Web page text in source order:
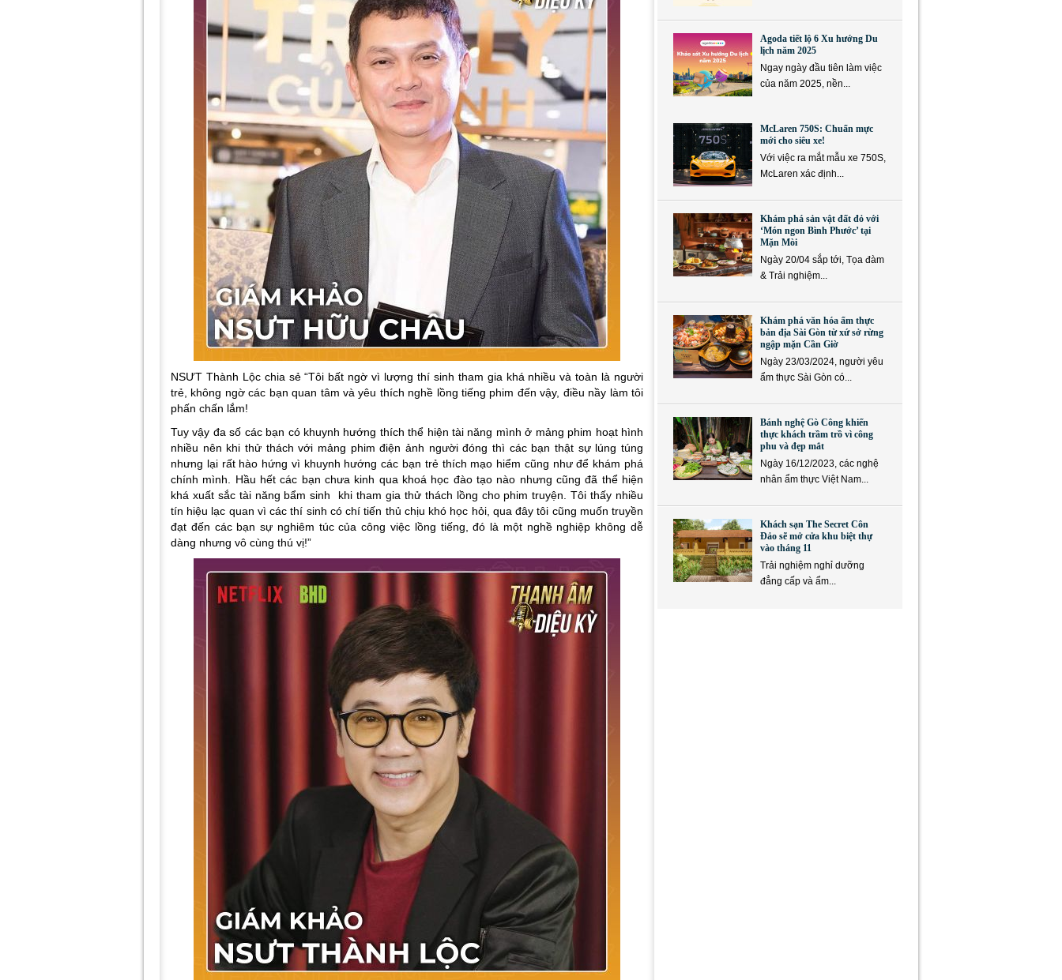
NSƯT Thành Lộc chia sẻ “Tôi bất ngờ vì lượng thí sinh tham gia khá nhiều và toàn là người
trẻ, không ngờ các bạn quan tâm và yêu thích nghề lồng tiếng phim đến vậy, điều nầy làm tôi
phấn chấn lắm!
Tuy vậy đa số các bạn có khuynh hướng thích thể hiện tài năng mình ở mảng phim hoạt hình
nhiều nên khi thử thách với mảng phim điện ảnh người đóng thì các bạn thật sự lúng túng
nhưng lại rất hào hứng vì khuynh hướng các bạn trẻ thích mạo hiểm cũng như để khám phá
chính mình. Hầu hết các bạn chưa kinh qua khoá học đào tạo nào nhưng cũng đã thể hiện
khá xuất sắc tài năng bẩm sinh khi tham gia thử thách lồng cho phim truyện. Tôi thấy nhiều
tín hiệu lạc quan vì các thí sinh có chí tiến thủ chịu khó học hỏi, qua đây tôi cũng muốn truyền
đạt đến các bạn sự nghiêm túc của công việc lồng tiếng, đó là một nghề nghiệp không dễ
dàng nhưng vô cùng thú vị!”
Agoda tiết lộ 6 Xu hướng Du
lịch năm 2025
Ngay ngày đầu tiên làm việc
của năm 2025, nền...
McLaren 750S: Chuẩn mực
mới cho siêu xe!
Với việc ra mắt mẫu xe 750S,
McLaren xác định...
Khám phá sản vật đất đỏ với
‘Món ngon Bình Phước’ tại
Mặn Mòi
Ngày 20/04 sắp tới, Tọa đàm
& Trải nghiệm...
Khám phá văn hóa ẩm thực
bản địa Sài Gòn từ xứ sở rừng
ngập mặn Cần Giờ
Ngày 23/03/2024, người yêu
ẩm thực Sài Gòn có...
Bánh nghệ Gò Công khiến
thực khách trầm trồ vì công
phu và đẹp mắt
Ngày 16/12/2023, các nghệ
nhân ẩm thực Việt Nam...
Khách sạn The Secret Côn
Đảo sẽ mở cửa khu biệt thự
vào tháng 11
Trải nghiệm nghỉ dưỡng
đẳng cấp và ẩm...